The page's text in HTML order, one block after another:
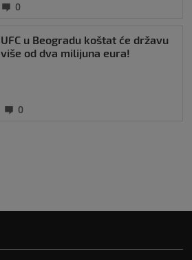
0
UFC u Beogradu koštat će državu
više od dva milijuna eura!
0